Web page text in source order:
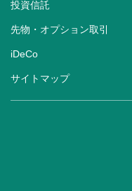
投資信託
先物・オプション取引
iDeCo
サイトマップ